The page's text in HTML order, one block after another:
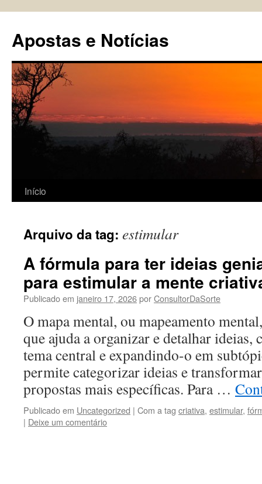
conteúdo
Apostas e Notícias
Início
Arquivo da tag: estimular
A fórmula para ter ideias
para estimular a mente
Publicado em janeiro 17, 2026porConsultorDaSorte
O mapa mental, ou mapeamento
que ajuda a organizar e detalhar ideias,
tema central e expandindo-o em
permite categorizar ideias e
propostas mais específicas. Para …
Publicado em Uncategorized | Com a tag criativa, estimular,
| Deixe um comentário